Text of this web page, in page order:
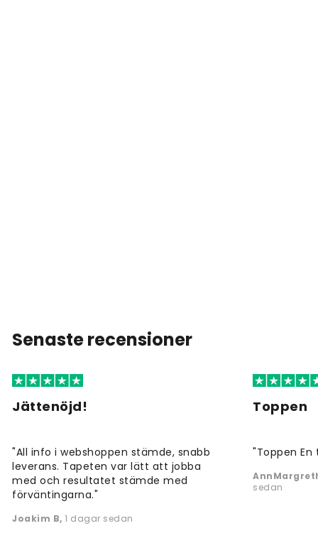
Senaste recensioner
Jättenöjd!
"All info i webshoppen stämde, snabb
leverans. Tapeten var lätt att jobba
med och resultatet stämde med
förväntingarna."
Joakim B, 1 dagar sedan
Toppen
"Toppen
sedan